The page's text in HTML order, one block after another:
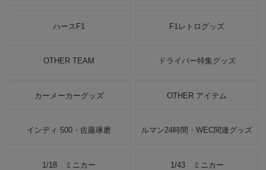
ハースF1 F1レトログッズ
OTHER TEAM ドライバー特集グッズ
カーメーカーグッズ OTHER アイテム
インディ 500・佐藤琢磨 ルマン24時間・WEC関連グッズ
1/18 ミニカー 1/43 ミニカー